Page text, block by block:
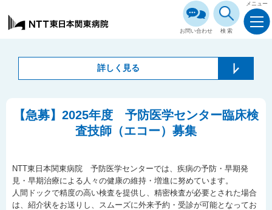
お問い合わせ 検索
メニュー
詳しく見る
【急募】2025年度 予防医学センター臨床検
査技師（エコー）募集
NTT東日本関東病院 予防医学センターでは、疾病の予防・早期発
見・早期治療による人々の健康の維持・増進に努めています。
人間ドックで精度の高い検査を提供し、精密検査が必要とされた場合
は、紹介状をお送りし、スムーズに外来予約・受診が可能となってお